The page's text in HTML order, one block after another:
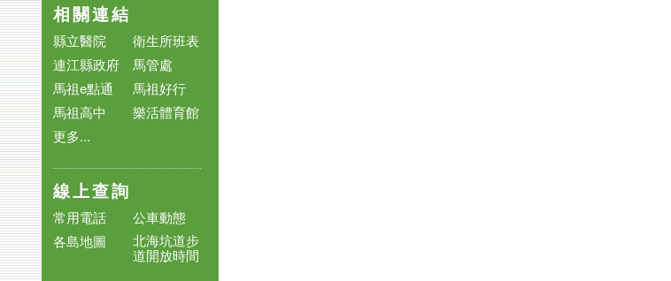
相關連結
縣立醫院
衛生所班表
連江縣政府
馬管處
馬祖e點通
馬祖好行
馬祖高中
樂活體育館
更多...
線上查詢
常用電話
公車動態
各島地圖
北海坑道步
道開放時間